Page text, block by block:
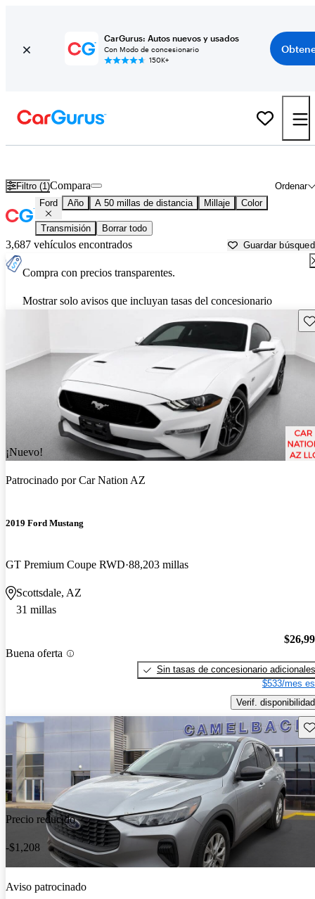
CarGurus: Autos nuevos y usados
Con Modo de concesionario
150K+
Filtro (1) Ordenar
Compara
Ford Año A 50 millas de distancia Millaje Color
Transmisión Borrar todo
3,687 vehículos encontrados Guardar
Compra con precios transparentes.
Mostrar solo avisos que incluyan tasas del concesionario
¡Nuevo!
Patrocinado porCar Nation AZ
2019 Ford Mustang
GT Premium Coupe RWD 88,203 millas
Scottsdale, AZ
31 millas
Buena oferta
Sin tasas de concesionario adicionales
$533/mes
Verif. disponibilidad
Precio reducido
-$1,208
Aviso patrocinado